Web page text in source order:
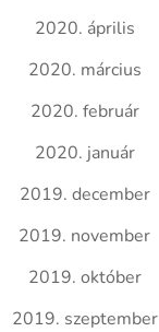
2020. április
2020. március
2020. február
2020. január
2019. december
2019. november
2019. október
2019. szeptember